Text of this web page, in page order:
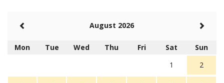
August 2026
Mon Tue Wed Thu Fri Sat
Sun
1
2